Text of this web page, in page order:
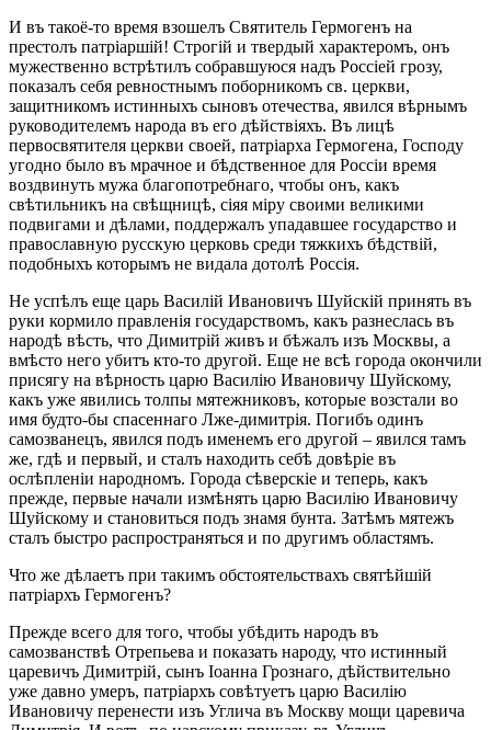
И въ такоё-то время взошелъ Святитель Гермогенъ на
престолъ патріаршій! Строгій и твердый характеромъ, онъ
мужественно встрѣтилъ собравшуюся надъ Россіей грозу,
показалъ себя ревностнымъ поборникомъ св. церкви,
защитникомъ истинныхъ сыновъ отечества, явился вѣрнымъ
руководителемъ народа въ его дѣйствіяхъ. Въ лицѣ
первосвятителя церкви своей, патріарха Гермогена, Господу
угодно было въ мрачное и бѣдственное для Россіи время
воздвинуть мужа благопотребнаго, чтобы онъ, какъ
свѣтильникъ на свѣщницѣ, сіяя міру своими великими
подвигами и дѣлами, поддержалъ упадавшее государство и
православную русскую церковь среди тяжкихъ бѣдствій,
подобныхъ которымъ не видала дотолѣ Россія.
Не успѣлъ еще царь Василій Ивановичъ Шуйскій принять въ
руки кормило правленія государствомъ, какъ разнеслась въ
народѣ вѣсть, что Димитрій живъ и бѣжалъ изъ Москвы, а
вмѣсто него убитъ кто-то другой. Еще не всѣ города окончили
присягу на вѣрность царю Василію Ивановичу Шуйскому,
какъ уже явились толпы мятежниковъ, которые возстали во
имя будто-бы спасеннаго Лже-димитрія. Погибъ одинъ
самозванецъ, явился подъ именемъ его другой – явился тамъ
же, гдѣ и первый, и сталъ находить себѣ довѣріе въ
ослѣпленіи народномъ. Города сѣверскіе и теперь, какъ
прежде, первые начали измѣнять царю Василію Ивановичу
Шуйскому и становиться подъ знамя бунта. Затѣмъ мятежъ
сталъ быстро распространяться и по другимъ областямъ.
Что же дѣлаетъ при такимъ обстоятельствахъ святѣйшій
патріархъ Гермогенъ?
Прежде всего для того, чтобы убѣдить народъ въ
самозванствѣ Отрепьева и показать народу, что истинный
царевичъ Димитрій, сынъ Іоанна Грознаго, дѣйствительно
уже давно умеръ, патріархъ совѣтуетъ царю Василію
Ивановичу перенести изъ Углича въ Москву мощи царевича